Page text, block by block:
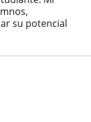
su potencial